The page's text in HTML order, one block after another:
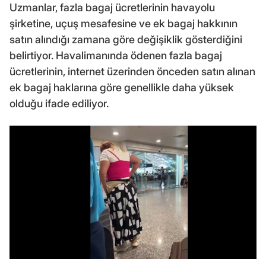
Uzmanlar, fazla bagaj ücretlerinin havayolu
şirketine, uçuş mesafesine ve ek bagaj hakkının
satın alındığı zamana göre değişiklik gösterdiğini
belirtiyor. Havalimanında ödenen fazla bagaj
ücretlerinin, internet üzerinden önceden satın alınan
ek bagaj haklarına göre genellikle daha yüksek
olduğu ifade ediliyor.